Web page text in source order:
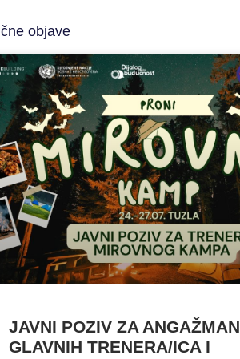
objave
JAVNI POZIV ZA ANGAŽMAN
GLAVNIH TRENERA/ICA I